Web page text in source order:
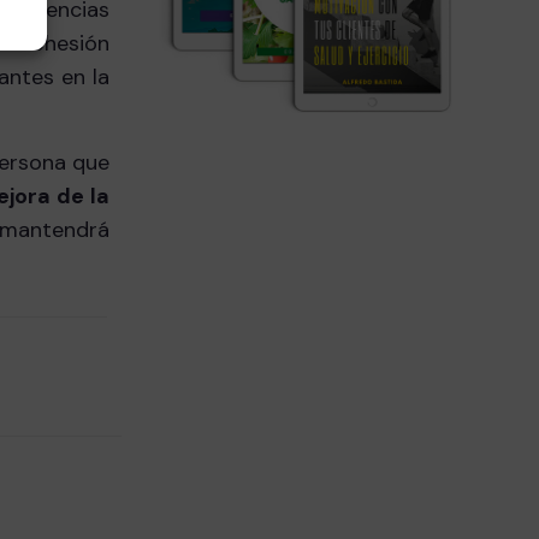
cohesión
en la
que
de la